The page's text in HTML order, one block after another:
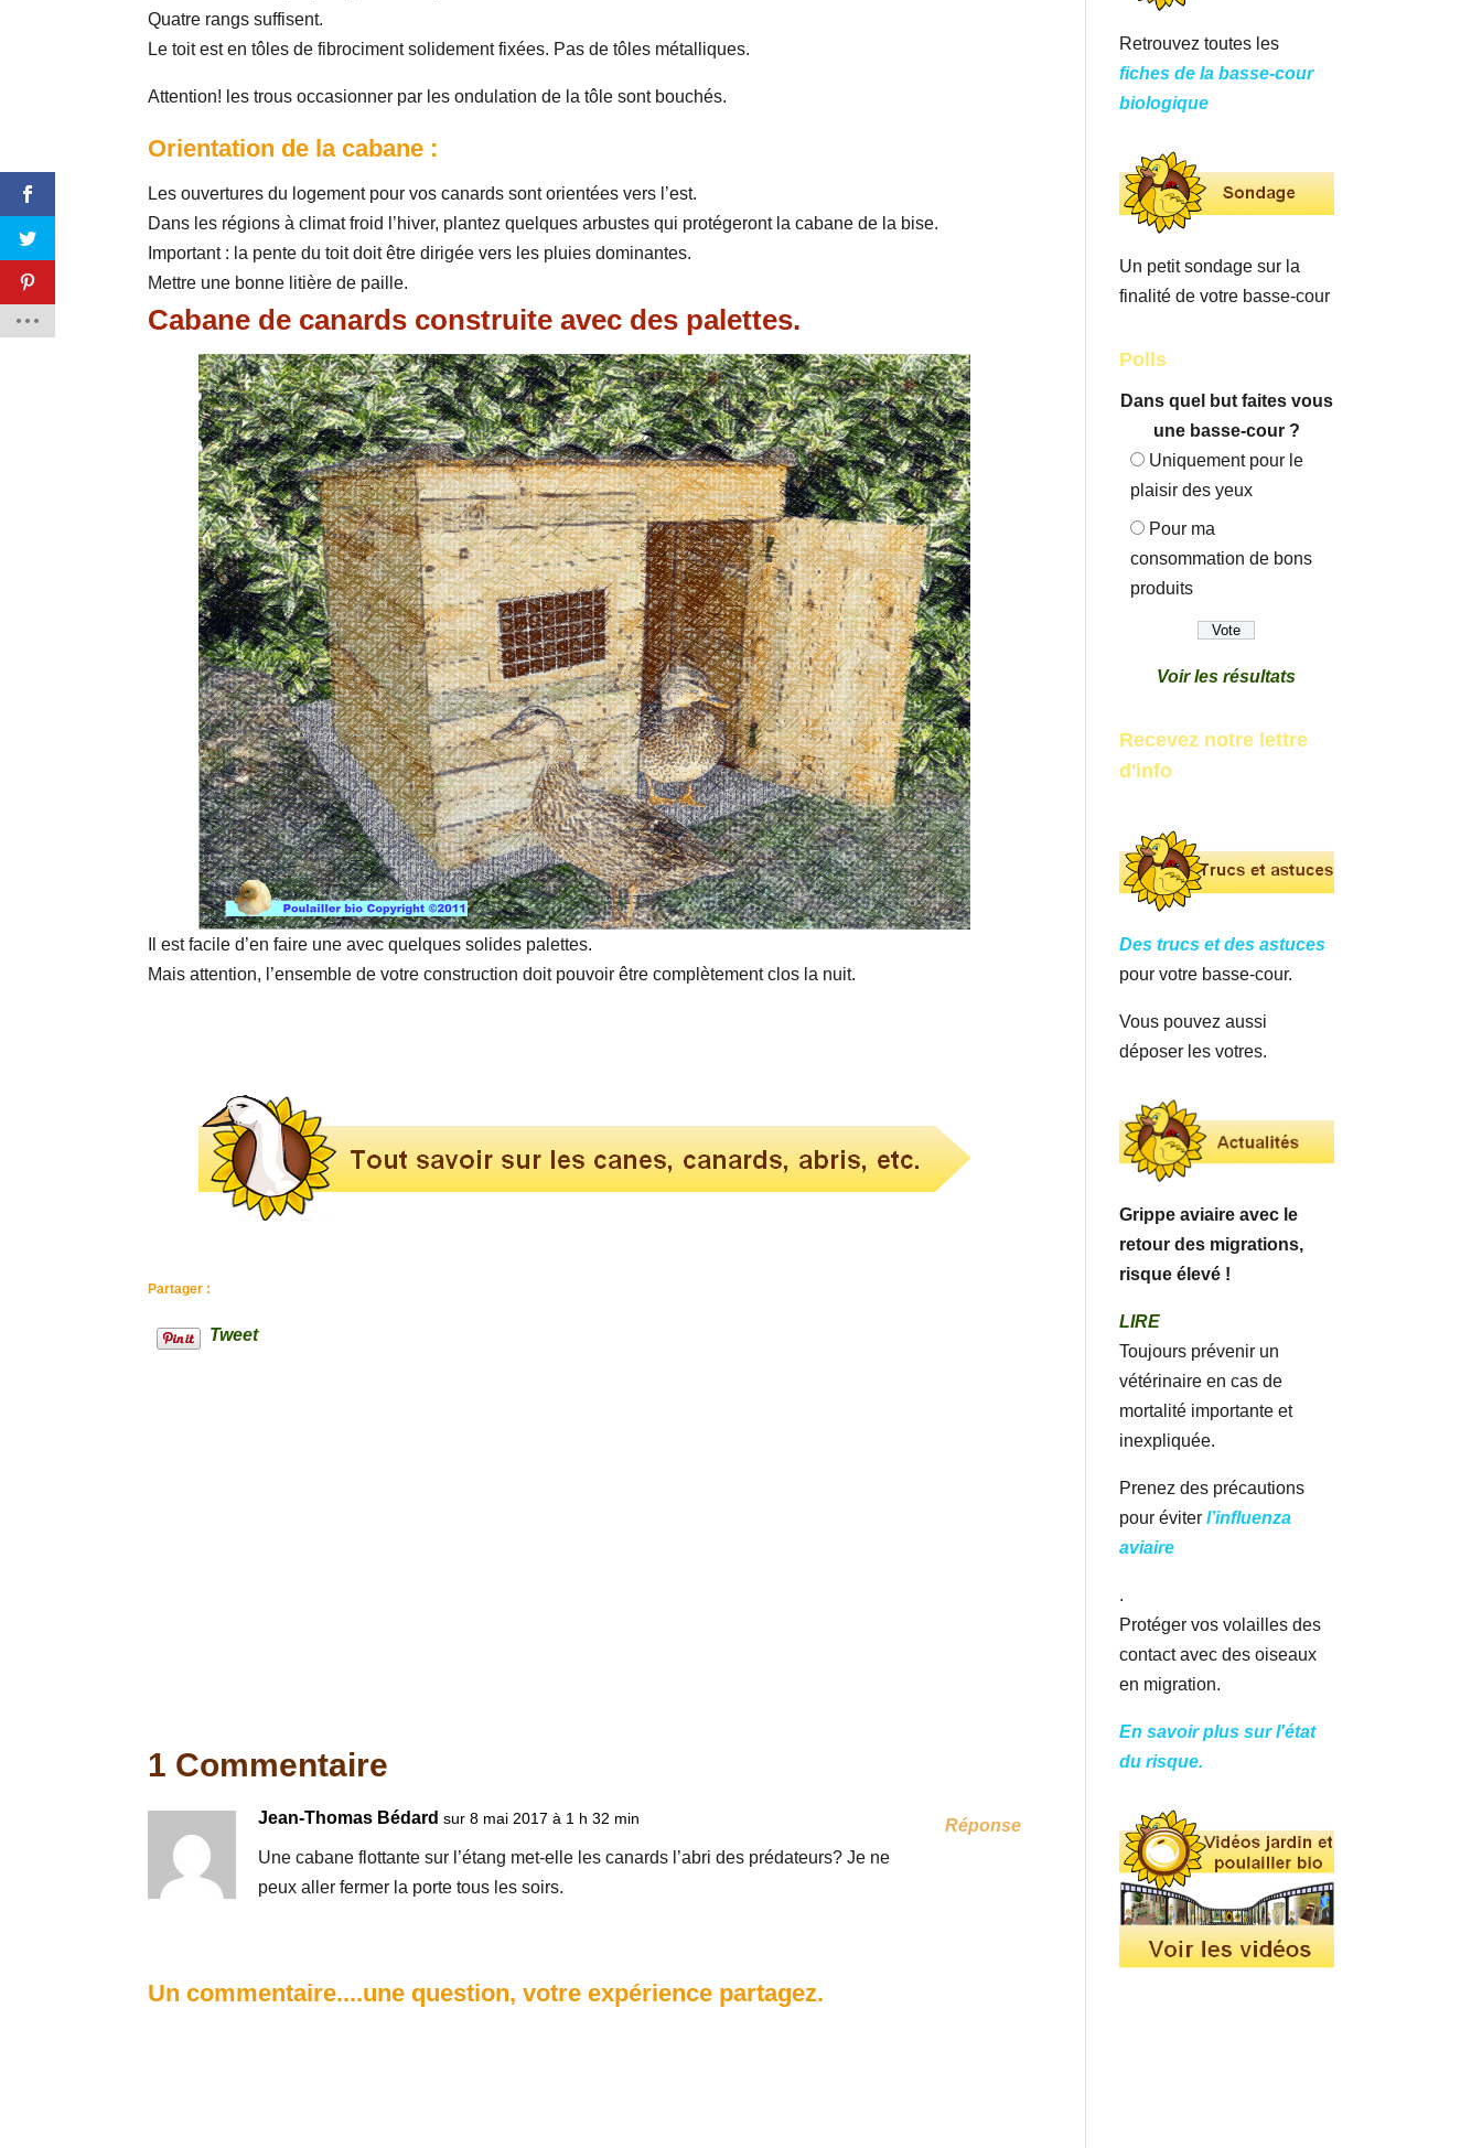
Quatre rangs suffisent.
Le toit est en tôles de fibrociment solidement fixées. Pas de tôles métalliques.
Attention! les trous occasionner par les ondulation de la tôle sont bouchés.
Orientation de la cabane :
Les ouvertures du logement pour vos canards sont orientées vers l’est.
Dans les régions à climat froid l’hiver, plantez quelques arbustes qui protégeront la cabane de la bise.
Important : la pente du toit doit être dirigée vers les pluies dominantes.
Mettre une bonne litière de paille.
Cabane de canards construite avec des palettes.
Il est facile d’en faire une avec quelques solides palettes.
Mais attention, l’ensemble de votre construction doit pouvoir être complètement clos la nuit.
Partager :
Tweet
1 Commentaire
Jean-Thomas Bédard sur 8 mai 2017 à 1 h 32 min
Une cabane flottante sur l’étang met-elle les canards l’abri des prédateurs? Je ne
peux aller fermer la porte tous les soirs.
Réponse
Un commentaire....une question, votre expérience partagez.
Retrouvez toutes les
fiches de la basse-cour
biologique
Un petit sondage sur la
finalité de votre basse-cour
Polls
Dans quel but faites vous
une basse-cour ?
Uniquement pour le
plaisir des yeux
Pour ma
consommation de bons
produits
Voir les résultats
Recevez notre lettre
d'info
Des trucs et des astuces
pour votre basse-cour.
Vous pouvez aussi
déposer les votres.
Grippe aviaire avec le
retour des migrations,
risque élevé !
LIRE
Toujours prévenir un
vétérinaire en cas de
mortalité importante et
inexpliquée.
Prenez des précautions
pour éviterl’influenza
aviaire
.
Protéger vos volailles des
contact avec des oiseaux
en migration.
En savoir plus sur l'état
du risque.